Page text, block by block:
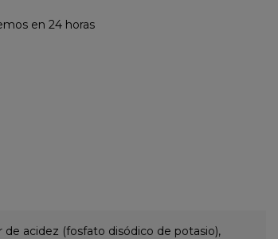
en 24 horas
acidez (fosfato disódico de potasio),